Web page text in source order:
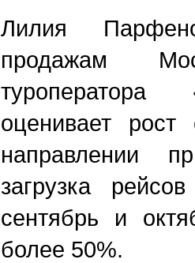
Лилия
продажам
туроператора
оценивает
направлении
загрузка
сентябрь и
более 50%.